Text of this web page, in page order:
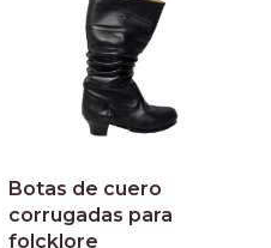
Botas de cuero
corrugadas para
folcklore